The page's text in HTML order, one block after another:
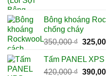
Bông khoáng
chống cháy
350,000₫ Giá
là:
Tấm PANEL
420,000₫ Giá